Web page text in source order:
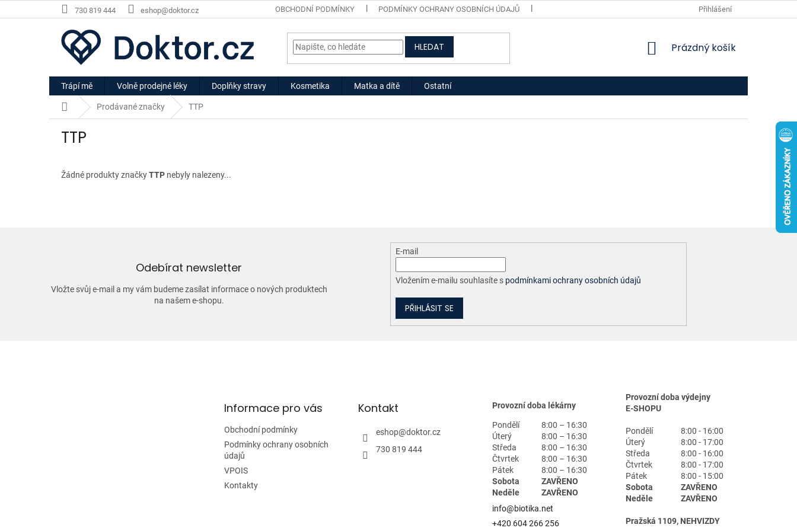
na
730 819 444 eshop@doktor.cz OBCHODNÍ PODMÍNKY PODMÍNKY OCHRANY OSOBNÍCH ÚDAJŮ Přihlášení
HLEDAT
NÁKUPNÍ
Prázdný košík
Trápí mě Volně prodejné léky Doplňky stravy Kosmetika Matka a dítě Ostatní
Domů Prodávané značky TTP
TTP
Žádné produkty značkyTTP nebyly nalezeny...
Odebírat newsletter
Vložte svůj e-mail a my vám budeme zasílat informace o nových produktech
na našem e-shopu.
E-mail
Vložením e-mailu souhlasíte s podmínkami ochrany osobních údajů
PŘIHLÁSIT SE
Informace pro vás
Obchodní podmínky
Podmínky ochrany osobních
údajů
VPOIS
Kontakty
Kontakt
eshop@doktor.cz
730 819 444
Provozní doba lékárny
Pondělí
8:00 – 16:30
Úterý
8:00 – 16:30
Středa
8:00 – 16:30
Čtvrtek
8:00 – 16:30
Pátek
8:00 – 16:30
Sobota
ZAVŘENO
Neděle
ZAVŘENO
info@biotika.net
+420 604 266 256
Provozní doba výdejny
E-SHOPU
Pondělí
8:00 - 16:00
Úterý
8:00 - 17:00
Středa
8:00 - 16:00
Čtvrtek
8:00 - 17:00
Pátek
8:00 - 15:00
Sobota
ZAVŘENO
Neděle
ZAVŘENO
Pražská 1109, NEHVIZDY